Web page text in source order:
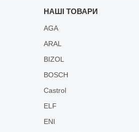
НАШІ ТОВАРИ
AGA
ARAL
BIZOL
BOSCH
Castrol
ELF
ENI